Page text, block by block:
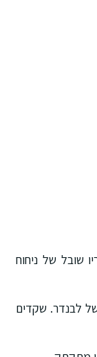
שובל של ניחוח
של לבנדר. שקדים